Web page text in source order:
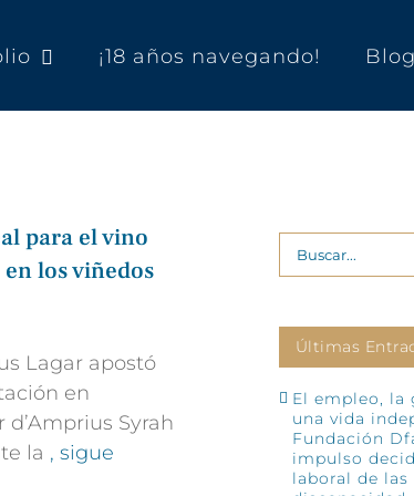
¡18 años navegando! Blog
para el vino
los viñedos
Lagar apostó
en
Syrah
la , sigue
Buscar:
Últimas
El empleo, la
una vida
Fundación
impulso
laboral de las